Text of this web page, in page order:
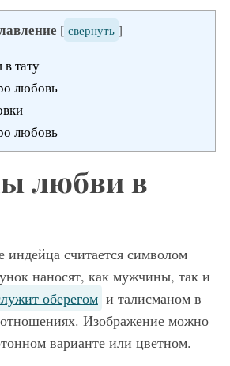
[ свернуть ]
тату
любовь
любовь
любви в
индейца считается символом
наносят, как мужчины, так и
оберегом и талисманом в
Изображение можно
варианте или цветном.